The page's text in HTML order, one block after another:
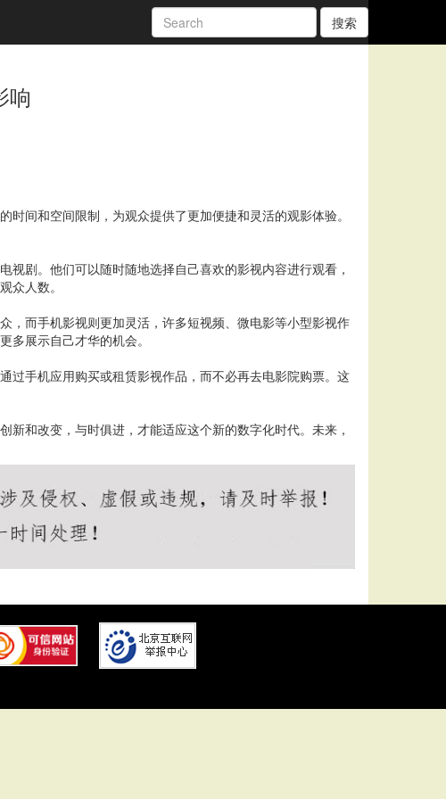
搜索
响
间和空间限制，为观众提供了更加便捷和灵活的观影体验。
剧。他们可以随时随地选择自己喜欢的影视内容进行观看，
众人数。
，而手机影视则更加灵活，许多短视频、微电影等小型影视作
展示自己才华的机会。
过手机应用购买或租赁影视作品，而不必再去电影院购票。这
和改变，与时俱进，才能适应这个新的数字化时代。未来，